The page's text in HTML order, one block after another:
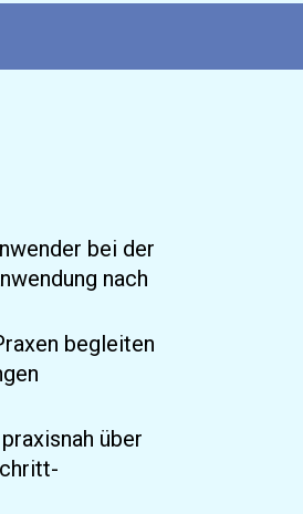
bei der
nach
begleiten
über